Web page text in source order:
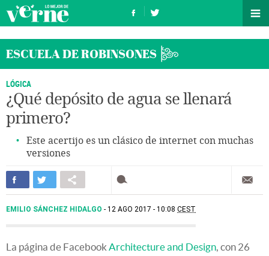
ESCUELA DE ROBINSONES
LÓGICA
¿Qué depósito de agua se llenará
primero?
Este acertijo es un clásico de internet con muchas
versiones
EMILIO SÁNCHEZ HIDALGO 12 AGO 2017 - 10:08 CEST
La página de Facebook Architecture and Design, con 26